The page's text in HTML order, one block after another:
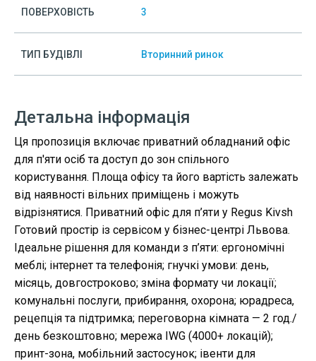
ПОВЕРХОВІСТЬ 3
ТИП БУДІВЛІ Вторинний ринок
Детальна інформація
Ця пропозиція включає приватний обладнаний офіс
для п'яти осіб та доступ до зон спільного
користування. Площа офісу та його вартість залежать
від наявності вільних приміщень і можуть
відрізнятися. Приватний офіс для п’яти у Regus Kivsh
Готовий простір із сервісом у бізнес-центрі Львова.
Ідеальне рішення для команди з п’яти: ергономічні
меблі; інтернет та телефонія; гнучкі умови: день,
місяць, довгостроково; зміна формату чи локації;
комунальні послуги, прибирання, охорона; юрадреса,
рецепція та підтримка; переговорна кімната — 2 год./
день безкоштовно; мережа IWG (4000+ локацій);
принт-зона, мобільний застосунок; івенти для